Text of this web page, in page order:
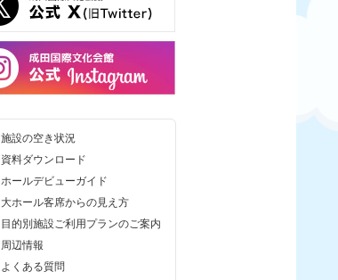
施設の空き状況
資料ダウンロード
ホールデビューガイド
大ホール客席からの見え方
目的別施設ご利用プランのご案内
周辺情報
よくある質問